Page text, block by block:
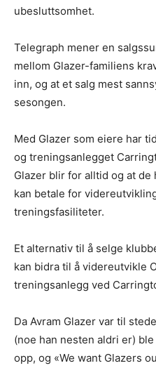
ubesluttsomhet.
Telegraph mener en
mellom Glazer-familiens
inn, og at et salg mest
sesongen.
Med Glazer som eiere har
og treningsanlegget
Glazer blir for alltid og at
kan betale for
treningsfasiliteter.
Et alternativ til å selge
kan bidra til å videreutvikle
treningsanlegg ved
Da Avram Glazer var til
(noe han nesten aldri er)
opp, og «We want Glazers